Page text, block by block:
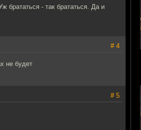
брататься - так брататься. Да и
# 4
не будет
# 5